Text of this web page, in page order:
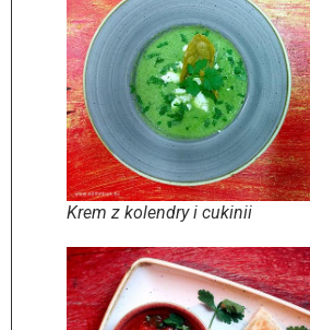
Krem z kolendry i cukinii